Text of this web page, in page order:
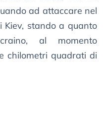
ad attaccare nel
Kiev, stando a quanto
al momento
chilometri quadrati di